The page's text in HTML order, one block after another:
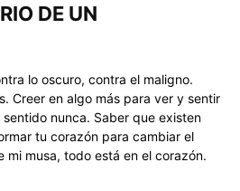
DE UN
lo oscuro, contra el maligno.
Creer en algo más para ver y sentir
nunca. Saber que existen
tu corazón para cambiar el
mi musa, todo está en el corazón.